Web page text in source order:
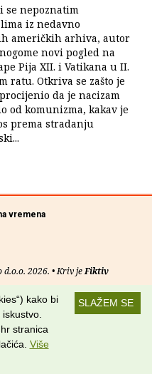
se nepoznatim
iz nedavno
američkih arhiva, autor
novi pogled na
Pija XII. i Vatikana u II.
ratu. Otkriva se zašto je
da je nacizam
od komunizma, kakav je
prema stradanju
vremena
2026. • Kriv jeFiktiv
•RSS kanali
na:
SLAŽEM SE
kako bi
stranica
Više